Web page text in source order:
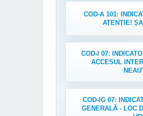
COD-A 101:
ATENȚIE!
COD-I 07:
ACCESUL
COD-IG 07:
GENERALĂ - LOC